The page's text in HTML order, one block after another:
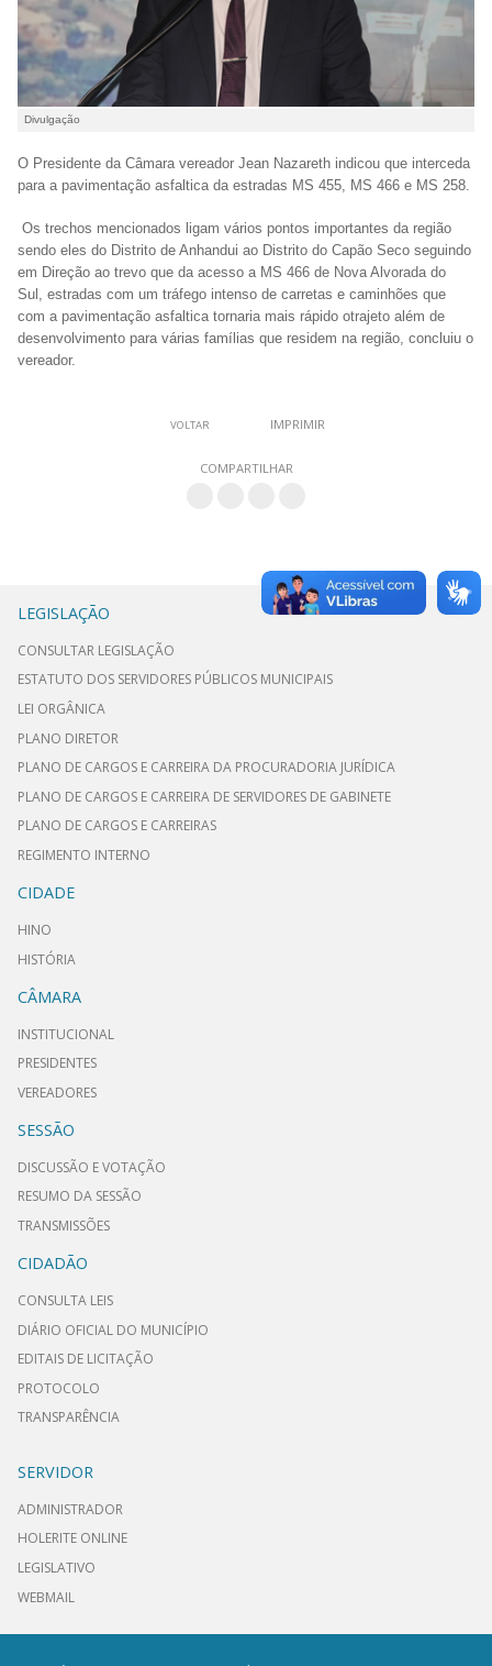
Divulgação
O Presidente da Câmara vereador Jean Nazareth indicou que interceda
para a pavimentação asfaltica da estradas MS 455, MS 466 e MS 258.
Os trechos mencionados ligam vários pontos importantes da região
sendo eles do Distrito de Anhandui ao Distrito do Capão Seco seguindo
em Direção ao trevo que da acesso a MS 466 de Nova Alvorada do
Sul, estradas com um tráfego intenso de carretas e caminhões que
com a pavimentação asfaltica tornaria mais rápido otrajeto além de
desenvolvimento para várias famílias que residem na região, concluiu o
vereador.
VOLTAR IMPRIMIR
COMPARTILHAR
LEGISLAÇÃO
CONSULTAR LEGISLAÇÃO
ESTATUTO DOS SERVIDORES PÚBLICOS MUNICIPAIS
LEI ORGÂNICA
PLANO DIRETOR
PLANO DE CARGOS E CARREIRA DA PROCURADORIA JURÍDICA
PLANO DE CARGOS E CARREIRA DE SERVIDORES DE GABINETE
PLANO DE CARGOS E CARREIRAS
REGIMENTO INTERNO
CIDADE
HINO
HISTÓRIA
CÂMARA
INSTITUCIONAL
PRESIDENTES
VEREADORES
SESSÃO
DISCUSSÃO E VOTAÇÃO
RESUMO DA SESSÃO
TRANSMISSÕES
CIDADÃO
CONSULTA LEIS
DIÁRIO OFICIAL DO MUNICÍPIO
EDITAIS DE LICITAÇÃO
PROTOCOLO
TRANSPARÊNCIA
SERVIDOR
ADMINISTRADOR
HOLERITE ONLINE
LEGISLATIVO
WEBMAIL